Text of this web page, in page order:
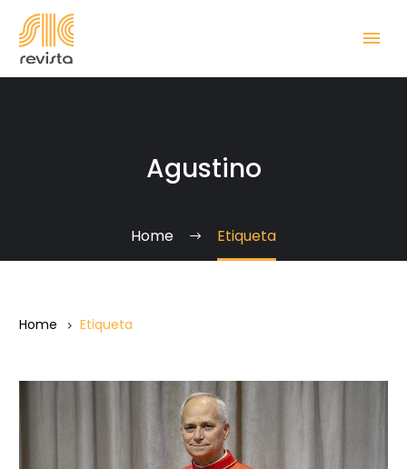
Agustino
Home Etiqueta
Home Etiqueta
Un